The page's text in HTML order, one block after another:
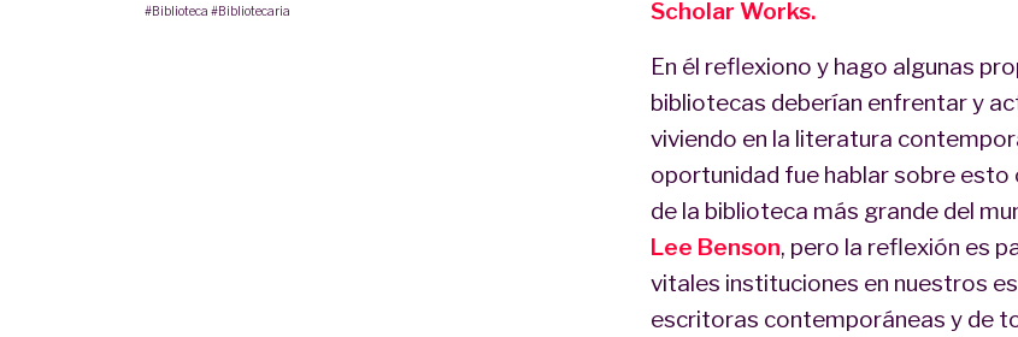
Scholar Works.
En él reflexiono y hago algunas
bibliotecas deberían enfrentar y
viviendo en la literatura
oportunidad fue hablar sobre esto
de la biblioteca más grande del
Lee Benson, pero la reflexión es
vitales instituciones en nuestros
escritoras contemporáneas y de
#Biblioteca #Bibliotecaria